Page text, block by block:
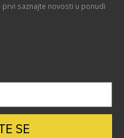
prvi saznajte novosti u ponudi
SE